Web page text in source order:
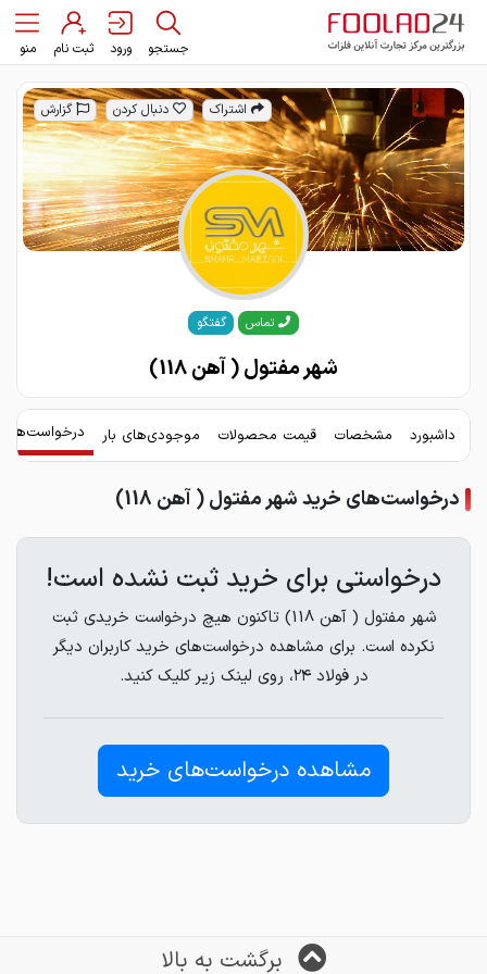
جستجو ورود ثبت نام منو
اشتراک دنبال کردن گزارش
تماس گفتگو
شهر مفتول ( آهن 118)
داشبورد مشخصات قیمت محصولات موجودی‌های بار
درخواست‌های خرید شهر مفتول ( آهن 118)
درخواستی برای خرید ثبت نشده است!
شهر مفتول ( آهن 118) تاکنون هیچ درخواست خریدی ثبت
نکرده است. برای مشاهده درخواست‌های خرید کاربران دیگر
در فولاد ۲۴، روی لینک زیر کلیک کنید.
مشاهده درخواست‌های خرید
برگشت به بالا